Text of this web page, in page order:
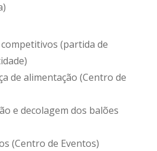
(partida de
de alimentação (Centro de
e decolagem dos balões
(Centro de Eventos)